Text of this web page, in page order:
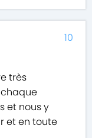
très
et nous y
et en toute
10